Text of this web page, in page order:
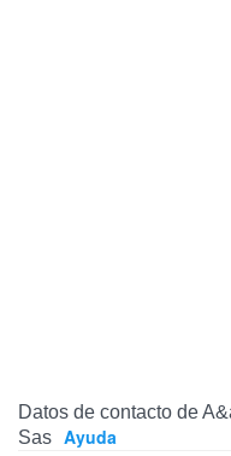
Datos de contacto de
Sas Ayuda